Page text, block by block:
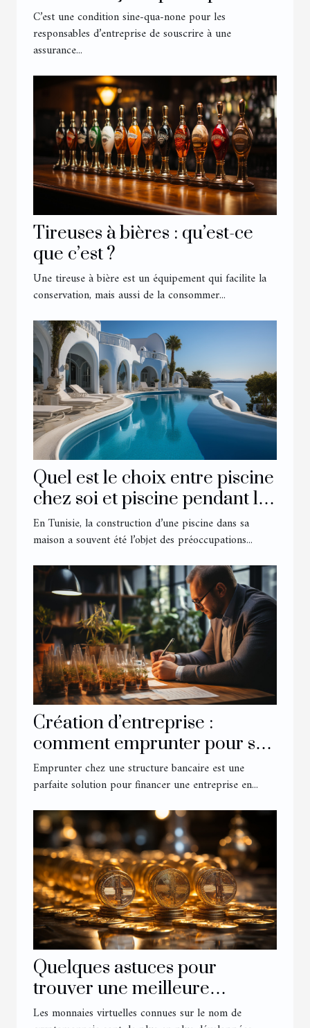
son entreprise ?
C’est une condition sine-qua-none pour les
responsables d’entreprise de souscrire à une
assurance...
Tireuses à bières : qu’est-ce
que c’est ?
Une tireuse à bière est un équipement qui facilite la
conservation, mais aussi de la consommer...
Quel est le choix entre piscine
chez soi et piscine pendant les
vacances chez les Tunisiens ?
En Tunisie, la construction d’une piscine dans sa
maison a souvent été l’objet des préoccupations...
Création d’entreprise :
comment emprunter pour se
lancer ?
Emprunter chez une structure bancaire est une
parfaite solution pour financer une entreprise en...
Quelques astuces pour
trouver une meilleure
cryptomonnaie en 2022
Les monnaies virtuelles connues sur le nom de